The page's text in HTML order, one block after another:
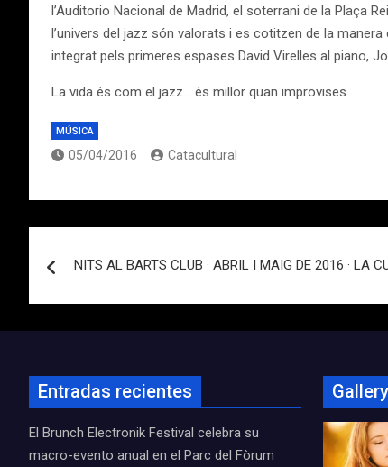
l’Auditorio Nacional de Madrid, el soterrani de la Plaça
l’univers del jazz són valorats i es cotitzen de la
integrat pels primeres espases David Virelles al piano,
La vida és com el jazz… és millor quan improvises
MÚSICA
05/04/2016 Catacultural
de
NITS AL BARTS CLUB · ABRIL I MAIG DE 2016 · LA
Entradas recientes
El Brunch Electronik Festival celebra su
macro-evento anual en el Parc del Fòrum
Gallery